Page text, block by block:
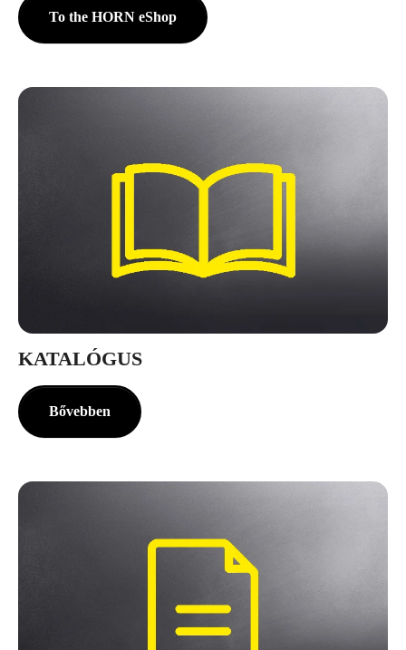
To the HORN eShop
KATALÓGUS
Bővebben